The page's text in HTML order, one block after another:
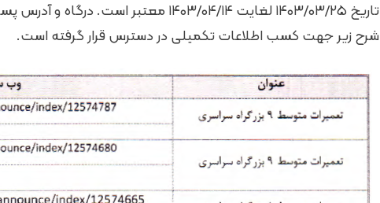
شرح زیر جهت کسب اطلاعات تکمیلی در دسترس قرار گرفته است.